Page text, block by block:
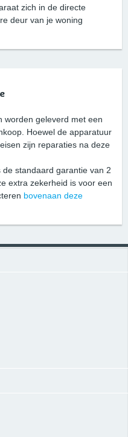
zich in de directe
deur van je woning
worden geleverd met een
Hoewel de apparatuur
zijn reparaties na deze
standaard garantie van 2
extra zekerheid is voor een
bovenaan deze